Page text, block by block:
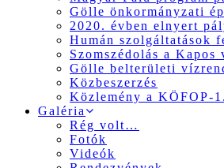
Gölle önkormányzati
2020. évben elnyert
Humán szolgáltatások
Szomszédolás a Kapos
Gölle belterületi
Közbeszerzés
Közlemény a KÖFOP-
Galéria
Rég volt…
Fotók
Videók